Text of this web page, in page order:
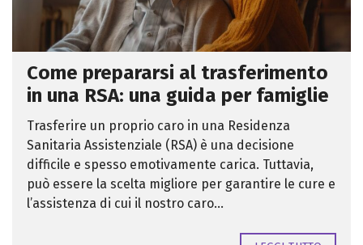
Come prepararsi al trasferimento
in una RSA: una guida per famiglie
Trasferire un proprio caro in una Residenza
Sanitaria Assistenziale (RSA) è una decisione
difficile e spesso emotivamente carica. Tuttavia,
può essere la scelta migliore per garantire le cure e
l’assistenza di cui il nostro caro...